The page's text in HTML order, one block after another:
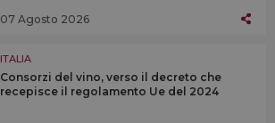
07 Agosto 2026
ITALIA
Consorzi del vino, verso il decreto che
recepisce il regolamento Ue del 2024